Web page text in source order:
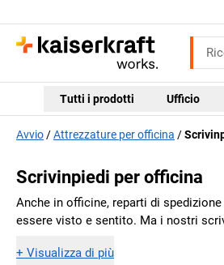
Tutti i prodotti Ufficio
Avvio Attrezzature per officina
Scrivinpiedi per officina
Anche in officine, reparti di
essere visto e sentito. Ma i nostri
+ Visualizza di più